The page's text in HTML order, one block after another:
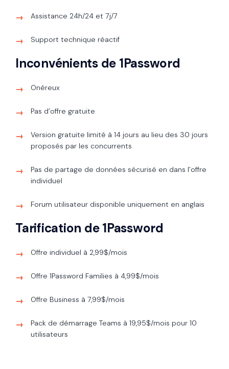
Assistance 24h/24 et 7j/7
Support technique réactif
Inconvénients de 1Password
Onéreux
Pas d’offre gratuite
Version gratuite limité à 14 jours au lieu des 30 jours
proposés par les concurrents
Pas de partage de données sécurisé en dans l’offre
individuel
Forum utilisateur disponible uniquement en anglais
Tarification de 1Password
Offre individuel à 2,99$/mois
Offre 1Password Families à 4,99$/mois
Offre Business à 7,99$/mois
Pack de démarrage Teams à 19,95$/mois pour 10
utilisateurs